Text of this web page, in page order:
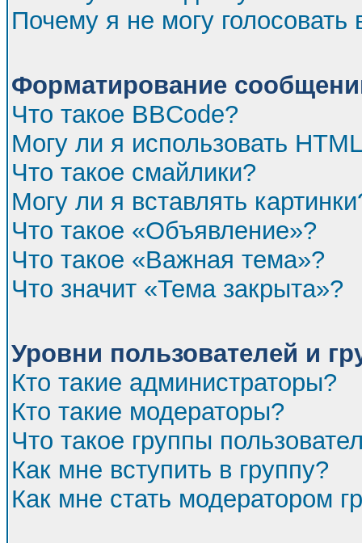
Почему я не могу голосовать
Форматирование
Что такое BBCode?
Могу ли я использовать
Что такое смайлики?
Могу ли я вставлять
Что такое «Объявление»?
Что такое «Важная тема»?
Что значит «Тема закрыта»?
Уровни пользователей и
Кто такие администраторы?
Кто такие модераторы?
Что такое группы
Как мне вступить в группу?
Как мне стать модератором